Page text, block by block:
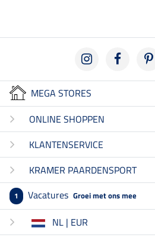
MEGA STORES
ONLINE SHOPPEN
KLANTENSERVICE
KRAMER PAARDENSPORT
1 Vacatures Groei met ons mee
NL | EUR